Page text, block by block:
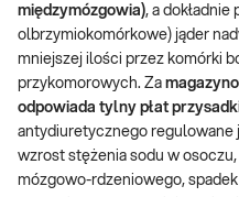
międzymózgowia), a
olbrzymiokomórkowe) jąder
mniejszej ilości przez komórki
przykomorowych. Za
odpowiada tylny płat
antydiuretycznego regulowane
wzrost stężenia sodu w
mózgowo-rdzeniowego, spadek